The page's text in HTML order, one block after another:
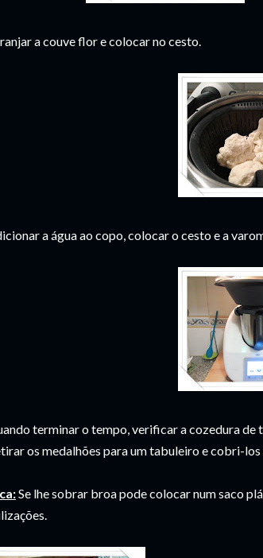
a couve flor e colocar no cesto.
a água ao copo, colocar o cesto e a
terminar o tempo, verificar a cozedura de
os medalhões para um tabuleiro e cobri-
Se lhe sobrar broa pode colocar num saco